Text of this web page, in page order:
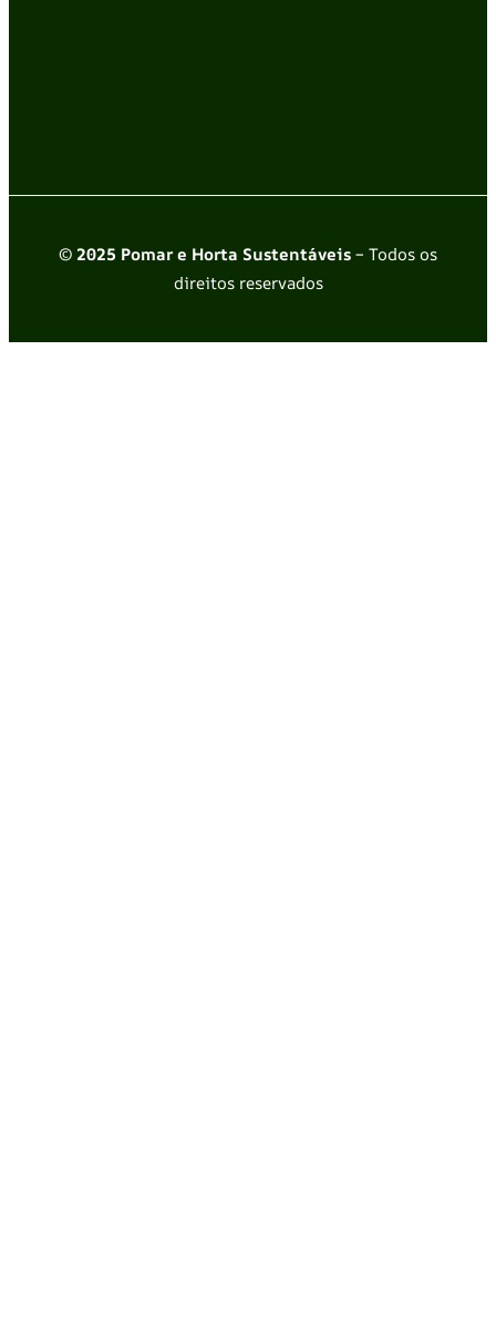
© 2025 Pomar e Horta Sustentáveis– Todos os
direitos reservados